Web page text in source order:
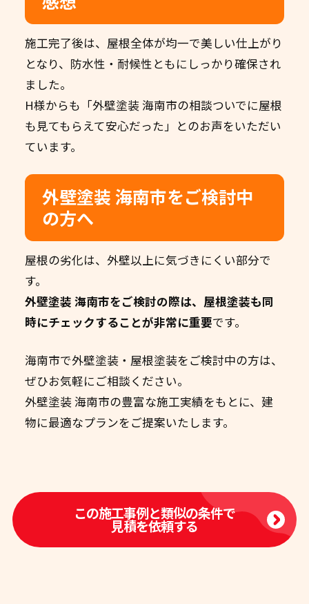
施工完了後は、屋根全体が均一で美しい仕上がり
となり、防水性・耐候性ともにしっかり確保され
ました。
H様からも「外壁塗装 海南市の相談ついでに屋根
も見てもらえて安心だった」とのお声をいただい
ています。
外壁塗装 海南市をご検討中
の方へ
屋根の劣化は、外壁以上に気づきにくい部分で
す。
外壁塗装 海南市をご検討の際は、屋根塗装も同
時にチェックすることが非常に重要です。
海南市で外壁塗装・屋根塗装をご検討中の方は、
ぜひお気軽にご相談ください。
外壁塗装 海南市の豊富な施工実績をもとに、建
物に最適なプランをご提案いたします。
この施工事例と類似の条件で
見積を依頼する